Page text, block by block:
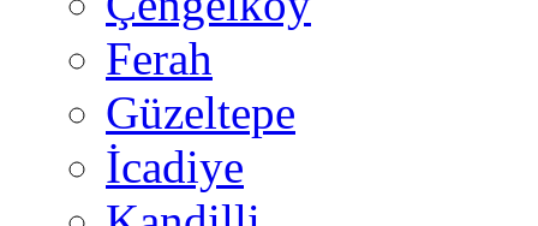
Ferah
Güzeltepe
İcadiye